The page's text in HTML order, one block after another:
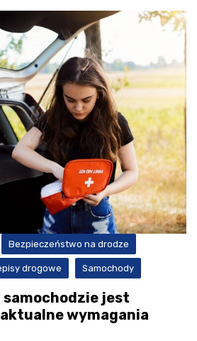
Bezpieczeństwo na drodze
drogowe Samochody
samochodzie jest
wymagania